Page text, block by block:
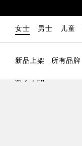
女士 男士 儿童
新品上架 所有品牌
新季单品